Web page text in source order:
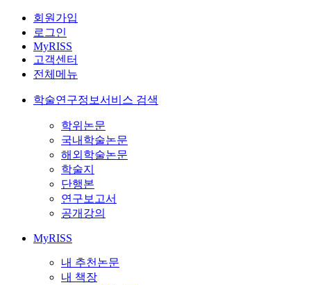
회원가입
로그인
MyRISS
고객센터
전체메뉴
학술연구정보서비스 검색
학위논문
국내학술논문
해외학술논문
학술지
단행본
연구보고서
공개강의
MyRISS
내 추천논문
내 책장